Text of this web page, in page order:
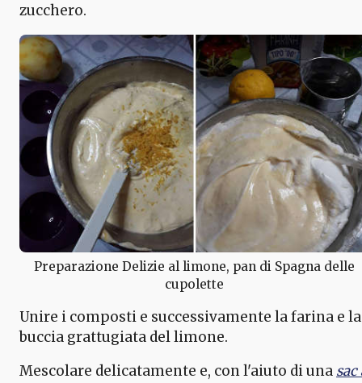
zucchero.
Preparazione Delizie al limone, pan di Spagna delle
cupolette
Unire i composti e successivamente la farina e la
buccia grattugiata del limone.
Mescolare delicatamente e, con l'aiuto di una sac